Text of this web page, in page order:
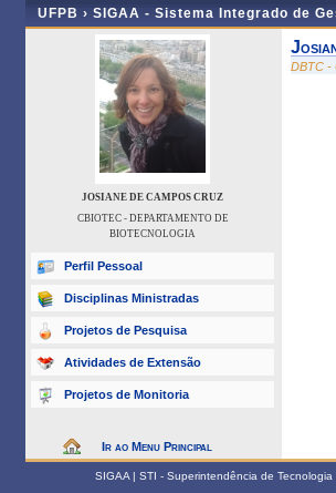
UFPB › SIGAA - Sistema Integrado de
JOSIANE DE CAMPOS CRUZ
CBIOTEC - DEPARTAMENTO DE
BIOTECNOLOGIA
Perfil Pessoal
Disciplinas Ministradas
Projetos de Pesquisa
Atividades de Extensão
Projetos de Monitoria
Ir ao Menu Principal
DBTC -
SIGAA | STI - Superintendência de